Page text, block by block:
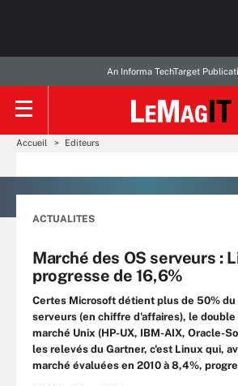
An Informa TechTarget
Accueil Editeurs
ACTUALITES
Marché des OS serveurs :
progresse de 16,6%
Certes Microsoft détient plus de 50% du
serveurs (en chiffre d'affaires), le double
marché Unix (HP-UX, IBM-AIX, Oracle-
les relevés du Gartner, c'est Linux qui,
marché évaluées en 2010 à 8,4%,